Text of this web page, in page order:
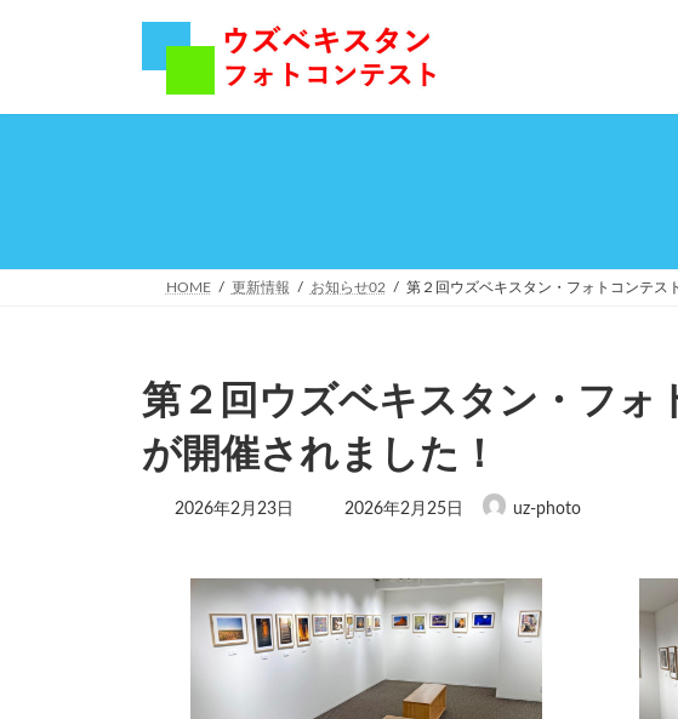
ツ
シ
HOME 更新情報 お知らせ02 第２回ウズベキスタン・フォトコンテス
第２回ウズベキスタン・フォ
が開催されました！
2026年2月23日
最
時
:
2026年2月25日 uz-photo